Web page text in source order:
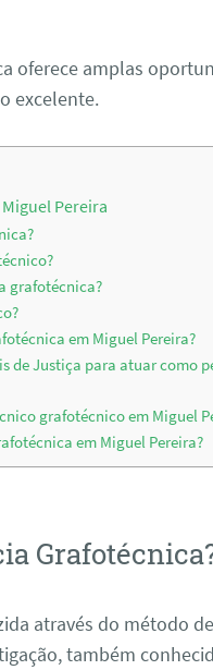
oferece amplas
excelente.
Pereira
grafotécnica?
em Miguel Pereira?
de Justiça para atuar como
grafotécnico em Miguel
em Miguel Pereira?
através do método
também